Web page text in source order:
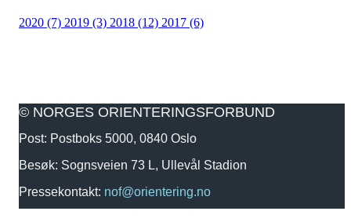
2020 (7) 2019 (3) 2018 (12) 2017 (6)
© NORGES ORIENTERINGSFORBUND
Post: Postboks 5000, 0840 Oslo
Besøk: Sognsveien 73 L, Ullevål Stadion
Pressekontakt: nof@orientering.no